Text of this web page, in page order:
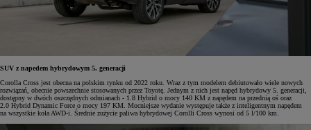
SUV z napedem hybrydowym 5. generacji
Corolla Cross jest obecna na polskim rynku od 2022 roku. Wraz z tym modelem debiutowało wiele nowych
rozwiązań, obecnie powszechnie stosowanych przez Toyotę. Jednym z nich jest napęd hybrydowy 5. generacji,
dostępny w dwóch oszczędnych odmianach - 1.8 Hybrid o mocy 140 KM z napędem na przednią oś oraz
2.0 Hybrid Dynamic Force o mocy 197 KM. Mocniejsze wydanie występuje także z inteligentnym napędem
na wszystkie koła AWD-i. Średnie zużycie paliwa hybrydowej Corolli Cross wynosi od 5 l/100 km.